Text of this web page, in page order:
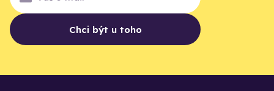
Chci být u toho